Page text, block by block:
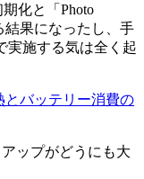
期化と「Photo
結果になったし、手
実施する気は全く起
とバッテリー消費の
ップがどうにも大